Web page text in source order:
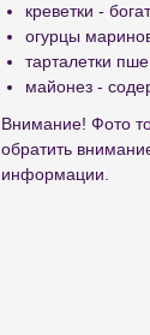
креветки -
огурцы
тарталетки
майонез -
Внимание! Фото
обратить
информации.